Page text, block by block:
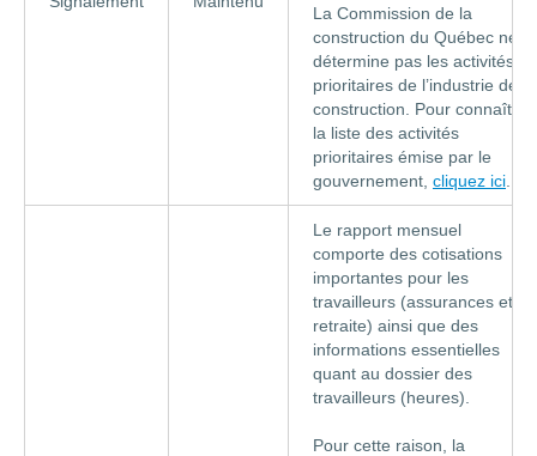
La Commission de la
construction du Québec ne
détermine pas les activités
prioritaires de l’industrie de la
construction. Pour connaître
la liste des activités
prioritaires émise par le
gouvernement, cliquez ici
Le rapport mensuel
comporte des cotisations
importantes pour les
travailleurs (assurances et
retraite) ainsi que des
informations essentielles
quant au dossier des
travailleurs (heures).
Pour cette raison, la